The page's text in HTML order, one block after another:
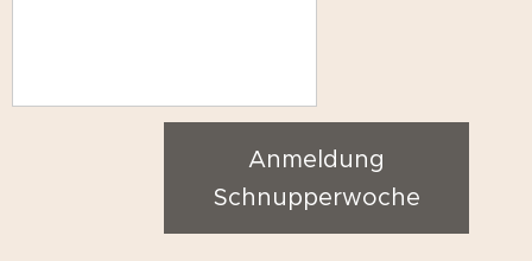
Anmeldung
Schnupperwoche